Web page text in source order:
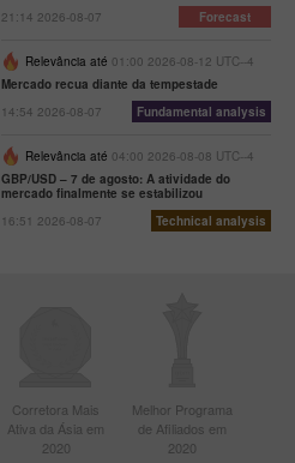
21:14 2026-08-07
Forecast
Relevância até 01:00 2026-08-12 UTC--4
Mercado recua diante da tempestade
14:54 2026-08-07
Fundamental analysis
Relevância até 04:00 2026-08-08 UTC--4
GBP/USD – 7 de agosto: A atividade do
mercado finalmente se estabilizou
16:51 2026-08-07
Technical analysis
Corretora Mais
Ativa da Ásia em
2020
Melhor Programa
de Afiliados em
2020